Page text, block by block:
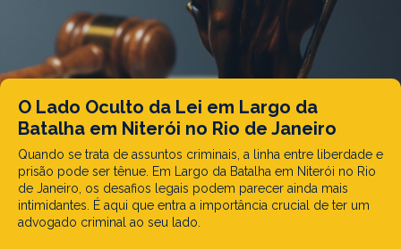
O Lado Oculto da Lei em Largo da
Batalha em Niterói no Rio de Janeiro
Quando se trata de assuntos criminais, a linha entre liberdade e
prisão pode ser tênue. Em Largo da Batalha em Niterói no Rio
de Janeiro, os desafios legais podem parecer ainda mais
intimidantes. É aqui que entra a importância crucial de ter um
advogado criminal ao seu lado.